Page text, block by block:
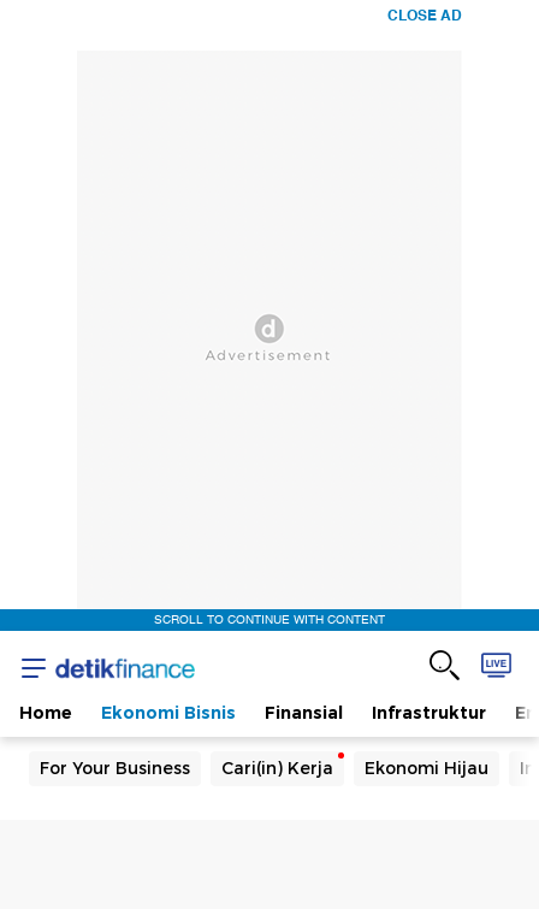
CLOSE AD
SCROLL TO CONTINUE WITH CONTENT
Home Ekonomi Bisnis Finansial Infrastruktur
For Your Business Cari(in) Kerja Ekonomi Hijau